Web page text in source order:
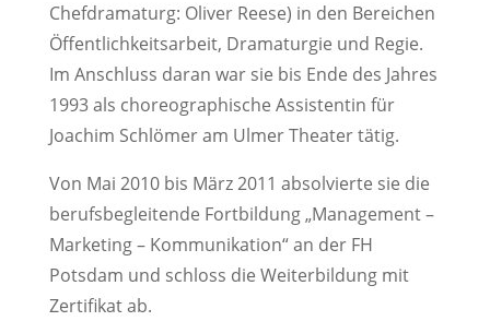
Chefdramaturg: Oliver Reese) in den Bereichen
Öffentlichkeitsarbeit, Dramaturgie und Regie.
Im Anschluss daran war sie bis Ende des Jahres
1993 als choreographische Assistentin für
Joachim Schlömer am Ulmer Theater tätig.
Von Mai 2010 bis März 2011 absolvierte sie die
berufsbegleitende Fortbildung „Management –
Marketing – Kommunikation“ an der FH
Potsdam und schloss die Weiterbildung mit
Zertifikat ab.